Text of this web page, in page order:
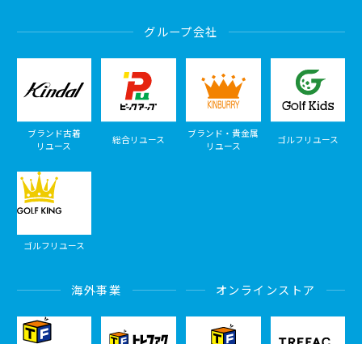
グループ会社
ブランド古着
リユース
総合リユース
ブランド・貴金属
リユース
ゴルフリユース
ゴルフリユース
海外事業 オンラインストア